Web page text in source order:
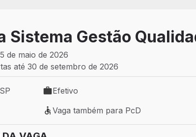
Sistema Gestão
de maio de 2026
até 30 de setembro de 2026
São Paulo - SPTipo de vaga: Efetivo
Efetivo
PresencialVaga também para PcD
Vaga também para PcD